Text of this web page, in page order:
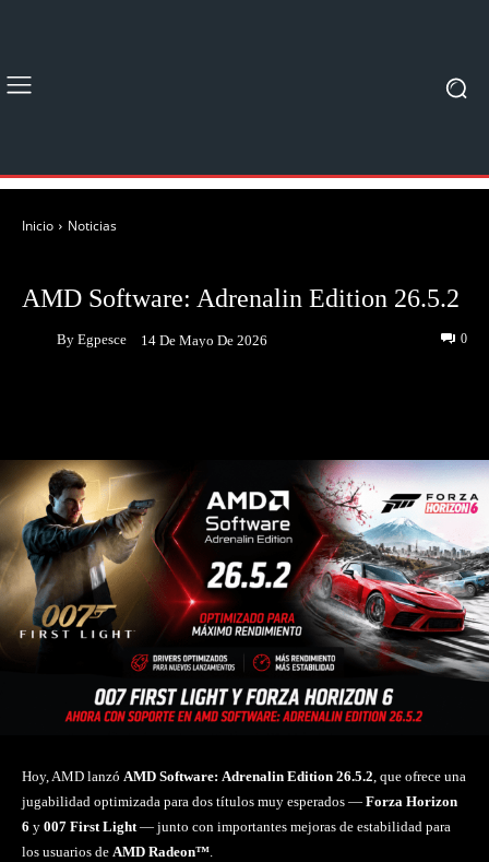
Inicio Noticias
AMD Software: Adrenalin Edition 26.5.2
By Egpesce 14 De Mayo De 2026 0
Hoy, AMD lanzó AMD Software: Adrenalin Edition 26.5.2 , que ofrece una
jugabilidad optimizada para dos títulos muy esperados — Forza Horizon
6 y 007 First Light — junto con importantes mejoras de estabilidad para
los usuarios de AMD Radeon™